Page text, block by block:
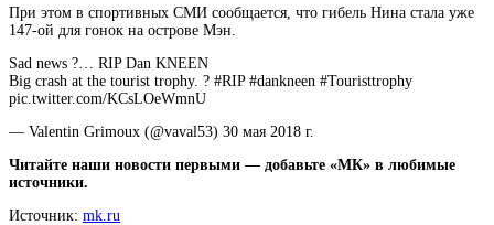
При этом в спортивных СМИ сообщается, что гибель Нина стала уже
147-ой для гонок на острове Мэн.
Sad news ?… RIP Dan KNEEN
Big crash at the tourist trophy. ? #RIP #dankneen #Touristtrophy
pic.twitter.com/KCsLOeWmnU
— Valentin Grimoux (@vaval53) 30 мая 2018 г.
Читайте наши новости первыми — добавьте «МК» в любимые
источники.
Источник: mk.ru